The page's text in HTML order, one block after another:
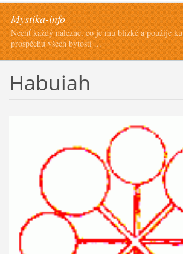
Mystika-info
Nechť každý nalezne, co je mu blízké a použije ku
prospěchu všech bytostí ...
Habuiah